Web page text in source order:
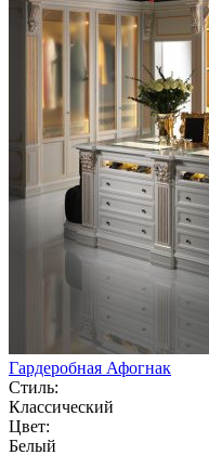
Гардеробная Афогнак
Стиль:
Классический
Цвет:
Белый